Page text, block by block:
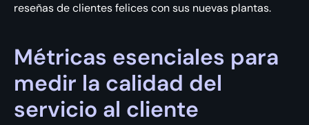
reseñas de clientes felices con sus nuevas plantas.
Métricas esenciales para
medir la calidad del
servicio al cliente